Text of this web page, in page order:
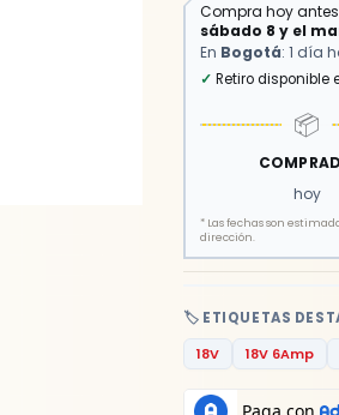
🏷️ ETIQUETAS
18V
18V 6Amp
Compra hoy
sábado 8 y el
En Bogotá: 1 día
✓ Retiro disponible
📦
hoy
* Las fechas son
dirección.